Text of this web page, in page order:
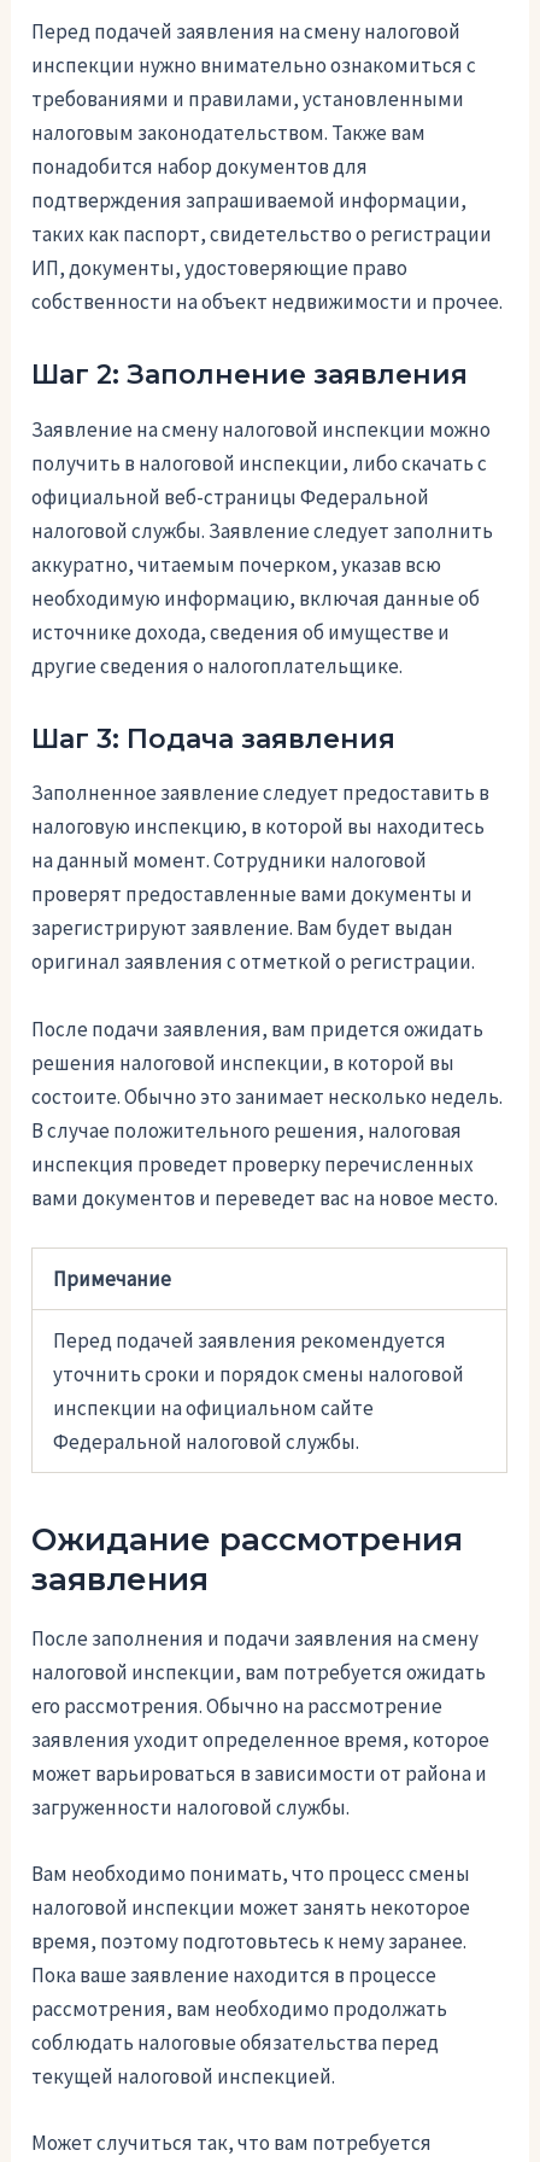
Перед подачей заявления на смену налоговой
инспекции нужно внимательно ознакомиться с
требованиями и правилами, установленными
налоговым законодательством. Также вам
понадобится набор документов для
подтверждения запрашиваемой информации,
таких как паспорт, свидетельство о регистрации
ИП, документы, удостоверяющие право
собственности на объект недвижимости и прочее.
Шаг 2: Заполнение заявления
Заявление на смену налоговой инспекции можно
получить в налоговой инспекции, либо скачать с
официальной веб-страницы Федеральной
налоговой службы. Заявление следует заполнить
аккуратно, читаемым почерком, указав всю
необходимую информацию, включая данные об
источнике дохода, сведения об имуществе и
другие сведения о налогоплательщике.
Шаг 3: Подача заявления
Заполненное заявление следует предоставить в
налоговую инспекцию, в которой вы находитесь
на данный момент. Сотрудники налоговой
проверят предоставленные вами документы и
зарегистрируют заявление. Вам будет выдан
оригинал заявления с отметкой о регистрации.
После подачи заявления, вам придется ожидать
решения налоговой инспекции, в которой вы
состоите. Обычно это занимает несколько недель.
В случае положительного решения, налоговая
инспекция проведет проверку перечисленных
вами документов и переведет вас на новое место.
Примечание
Перед подачей заявления рекомендуется
уточнить сроки и порядок смены налоговой
инспекции на официальном сайте
Федеральной налоговой службы.
Ожидание рассмотрения
заявления
После заполнения и подачи заявления на смену
налоговой инспекции, вам потребуется ожидать
его рассмотрения. Обычно на рассмотрение
заявления уходит определенное время, которое
может варьироваться в зависимости от района и
загруженности налоговой службы.
Вам необходимо понимать, что процесс смены
налоговой инспекции может занять некоторое
время, поэтому подготовьтесь к нему заранее.
Пока ваше заявление находится в процессе
рассмотрения, вам необходимо продолжать
соблюдать налоговые обязательства перед
текущей налоговой инспекцией.
Может случиться так, что вам потребуется